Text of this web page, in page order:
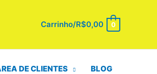
Carrinho/R$0,00 0
DE CLIENTES BLOG